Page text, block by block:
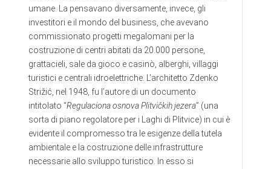
umane. La pensavano diversamente, invece, gli
investitori e il mondo del business, che avevano
commissionato progetti megalomani per la
costruzione di centri abitati da 20.000 persone,
grattacieli, sale da gioco e casinò, alberghi, villaggi
turistici e centrali idroelettriche. L’architetto Zdenko
Strižić, nel 1948, fu l’autore di un documento
intitolato “Regulaciona osnova Plitvičkih jezera” (una
sorta di piano regolatore per i Laghi di Plitvice) in cui è
evidente il compromesso tra le esigenze della tutela
ambientale e la costruzione delle infrastrutture
necessarie allo sviluppo turistico. In esso si